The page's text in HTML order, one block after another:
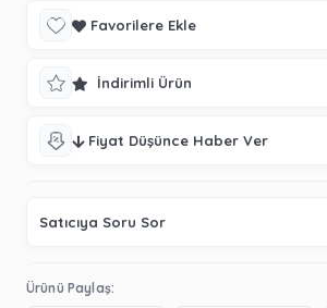
Favorilere Ekle
İndirimli Ürün
Fiyat Düşünce Haber Ver
Satıcıya Soru Sor
Ürünü Paylaş: